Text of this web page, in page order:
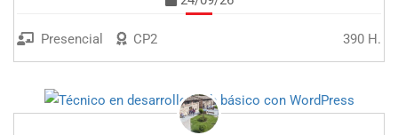
Presencial CP2 390 H.